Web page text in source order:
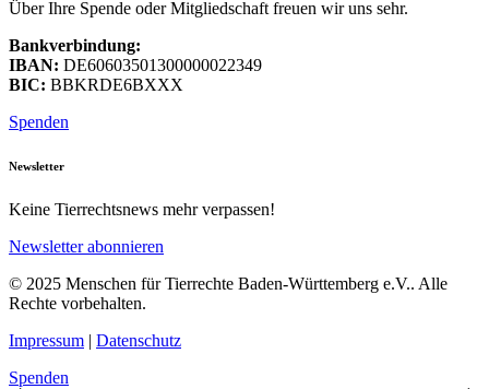
Über Ihre Spende oder Mitgliedschaft freuen wir uns sehr.
Bankverbindung:
IBAN: DE60603501300000022349
BIC: BBKRDE6BXXX
Spenden
Newsletter
Keine Tierrechtsnews mehr verpassen!
Newsletter abonnieren
© 2025 Menschen für Tierrechte Baden-Württemberg e.V.. Alle
Rechte vorbehalten.
Impressum | Datenschutz
Spenden